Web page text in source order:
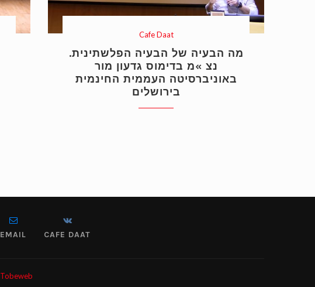
Cafe Daat
מה הבעיה של הבעיה הפלשתינית.
נצ »מ בדימוס גדעון מור
באוניברסיטה העממית החינמית
בירושלים
EMAIL CAFE DAAT
Tobeweb